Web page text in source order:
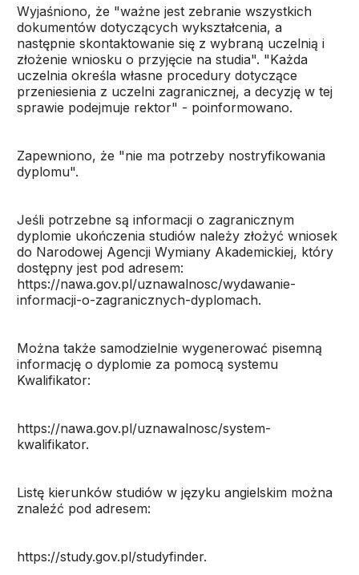
Wyjaśniono, że "ważne jest zebranie wszystkich
dokumentów dotyczących wykształcenia, a
następnie skontaktowanie się z wybraną uczelnią i
złożenie wniosku o przyjęcie na studia". "Każda
uczelnia określa własne procedury dotyczące
przeniesienia z uczelni zagranicznej, a decyzję w tej
sprawie podejmuje rektor" - poinformowano.
Zapewniono, że "nie ma potrzeby nostryfikowania
dyplomu".
Jeśli potrzebne są informacji o zagranicznym
dyplomie ukończenia studiów należy złożyć wniosek
do Narodowej Agencji Wymiany Akademickiej, który
dostępny jest pod adresem:
https://nawa.gov.pl/uznawalnosc/wydawanie-
informacji-o-zagranicznych-dyplomach.
Można także samodzielnie wygenerować pisemną
informację o dyplomie za pomocą systemu
Kwalifikator:
https://nawa.gov.pl/uznawalnosc/system-
kwalifikator.
Listę kierunków studiów w języku angielskim można
znaleźć pod adresem:
https://study.gov.pl/studyfinder.